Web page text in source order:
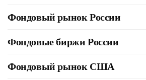
Фондовый рынок России
Фондовые биржи России
Фондовый рынок США